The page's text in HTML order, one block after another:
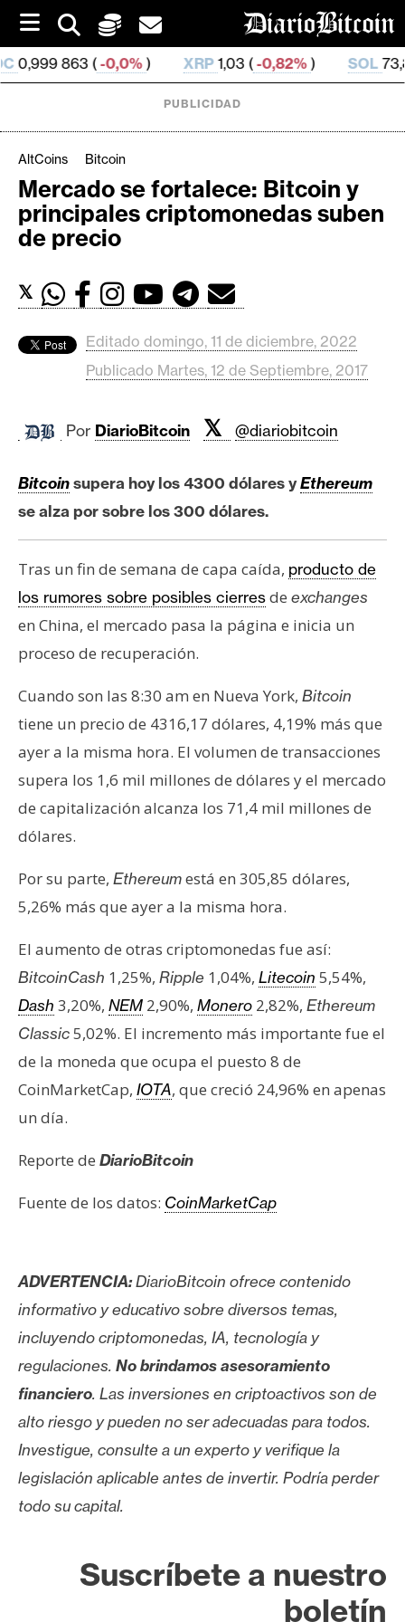
i
p
t
o
(-0,0%) XRP 1,03 (-0,82% ) SOL 73,87 (
C
r
i
M
a
o
s
B
t
c
o
n
E
t
h
e
e
m
I
A
A
n
i
i
N
o
t
a
s
d
e
P
r
n
PUBLICIDAD
AltCoins Bitcoin
Mercado se fortalece: Bitcoin y
principales criptomonedas suben
de precio
𝕏
Editado domingo, 11 de diciembre, 2022
Publicado Martes, 12 de Septiembre, 2017
Por DiarioBitcoin 𝕏 @diariobitcoin
Bitcoinsupera hoy los 4300 dólares yEthereum
se alza por sobre los 300 dólares.
Tras un fin de semana de capa caída, producto de
los rumores sobre posibles cierresde exchanges
en China, el mercado pasa la página e inicia un
proceso de recuperación.
Cuando son las 8:30 am en Nueva York, Bitcoin
tiene un precio de 4316,17 dólares, 4,19% más que
ayer a la misma hora. El volumen de transacciones
supera los 1,6 mil millones de dólares y el mercado
de capitalización alcanza los 71,4 mil millones de
dólares.
Por su parte, Ethereumestá en 305,85 dólares,
5,26% más que ayer a la misma hora.
El aumento de otras criptomonedas fue así:
BitcoinCash 1,25%, Ripple 1,04%, Litecoin 5,54%,
Dash 3,20%, NEM 2,90%, Monero 2,82%, Ethereum
Classic5,02%. El incremento más importante fue el
de la moneda que ocupa el puesto 8 de
CoinMarketCap, IOTA, que creció 24,96% en apenas
un día.
Reporte de DiarioBitcoin
Fuente de los datos: CoinMarketCap
ADVERTENCIA:DiarioBitcoin ofrece contenido
informativo y educativo sobre diversos temas,
incluyendo criptomonedas, IA, tecnología y
regulaciones. No brindamos asesoramiento
financiero. Las inversiones en criptoactivos son de
alto riesgo y pueden no ser adecuadas para todos.
Investigue, consulte a un experto y verifique la
legislación aplicable antes de invertir. Podría perder
todo su capital.
Suscríbete a nuestro
boletín